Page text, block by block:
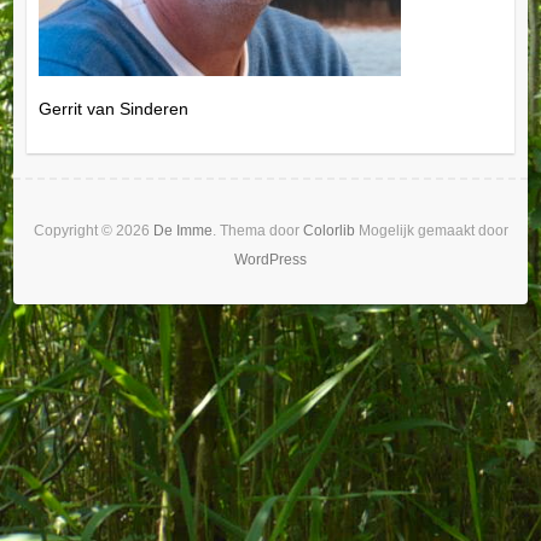
Gerrit van Sinderen
Copyright © 2026 De Imme. Thema door Colorlib Mogelijk gemaakt door
WordPress